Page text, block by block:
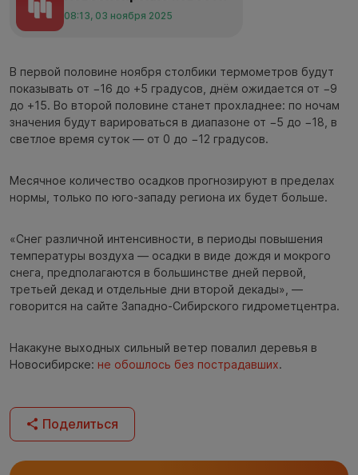
08:13, 03 ноября 2025
В первой половине ноября столбики термометров будут
показывать от −16 до +5 градусов, днём ожидается от −9
до +15. Во второй половине станет прохладнее: по ночам
значения будут варироваться в диапазоне от −5 до −18, в
светлое время суток — от 0 до −12 градусов.
Месячное количество осадков прогнозируют в пределах
нормы, только по юго-западу региона их будет больше.
«Снег различной интенсивности, в периоды повышения
температуры воздуха — осадки в виде дождя и мокрого
снега, предполагаются в большинстве дней первой,
третьей декад и отдельные дни второй декады», —
говорится на сайте Западно-Сибирского гидрометцентра.
Накакуне выходных сильный ветер повалил деревья в
Новосибирске: не обошлось без пострадавших.
Поделиться